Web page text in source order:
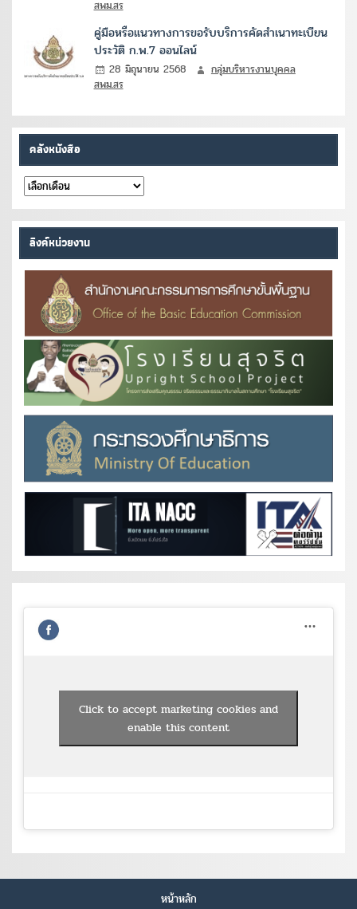
สพม.สร
คู่มือหรือแนวทางการขอรับบริการคัดสำเนาทะเบียน
ประวัติ ก.พ.7 ออนไลน์
28 มิถุนายน 2568
กลุ่มบริหารงานบุคคล
สพม.สร
คลังหนังสือ
คลัง
หนังสือ
ลิงค์หน่วยงาน
Click to accept marketing cookies and
enable this content
หน้าหลัก